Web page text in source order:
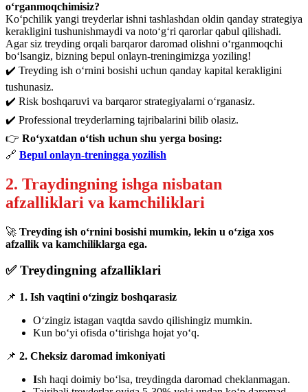
o‘rganmoqchimisiz?
Ko‘pchilik yangi treyderlar ishni tashlashdan oldin qanday strategiya
kerakligini tushunishmaydi va noto‘g‘ri qarorlar qabul qilishadi.
Agar siz treyding orqali barqaror daromad olishni o‘rganmoqchi
bo‘lsangiz, bizning bepul onlayn-treningimizga yoziling!
✔️ Treyding ish o‘rnini bosishi uchun qanday kapital kerakligini
tushunasiz.
✔️ Risk boshqaruvi va barqaror strategiyalarni o‘rganasiz.
✔️ Professional treyderlarning tajribalarini bilib olasiz.
👉 Ro‘yxatdan o‘tish uchun shu yerga bosing:
🔗 Bepul onlayn-treningga yozilish
2. Traydingning ishga nisbatan
afzalliklari va kamchiliklari
🚀 Treyding ish o‘rnini bosishi mumkin, lekin u o‘ziga xos
afzallik va kamchiliklarga ega.
✅ Treydingning afzalliklari
📌 1. Ish vaqtini o‘zingiz boshqarasiz
O‘zingiz istagan vaqtda savdo qilishingiz mumkin.
Kun bo‘yi ofisda o‘tirishga hojat yo‘q.
📌 2. Cheksiz daromad imkoniyati
Ish haqi doimiy bo‘lsa, treydingda daromad cheklanmagan.